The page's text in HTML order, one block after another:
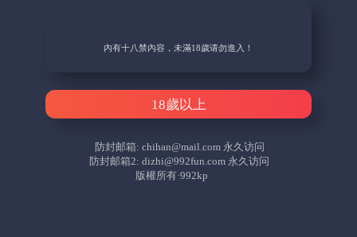
內有十八禁內容，未滿18歲请勿進入！
18歲以上
防封邮箱: chihan@mail.com永久访问
防封邮箱2:dizhi@992fun.com 永久访问
版權所有·992kp